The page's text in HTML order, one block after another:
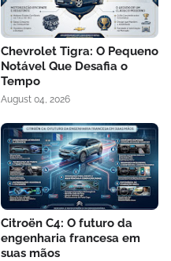
Chevrolet Tigra: O Pequeno
Notável Que Desafia o
Tempo
August 04, 2026
Citroën C4: O futuro da
engenharia francesa em
suas mãos